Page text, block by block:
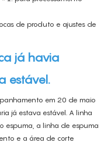
de produto e ajustes de
já havia
estável.
em 20 de maio
já estava estável. A linha
espuma, a linha de espuma
e a área de corte